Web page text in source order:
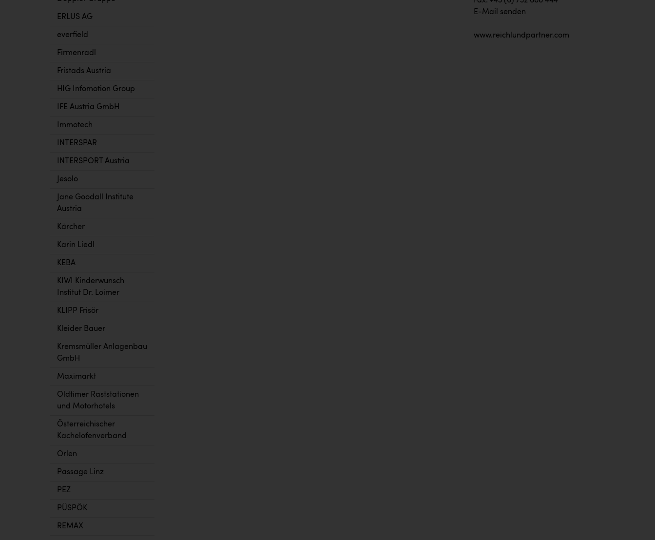
ERLUS AG
everfield
Firmenradl
Fristads Austria
HIG Infomotion Group
IFE Austria GmbH
Immotech
INTERSPAR
INTERSPORT Austria
Jesolo
Jane Goodall Institute
Austria
Kärcher
Karin Liedl
KEBA
KIWI Kinderwunsch
Institut Dr. Loimer
KLIPP Frisör
Kleider Bauer
Kremsmüller Anlagenbau
GmbH
Maximarkt
Oldtimer Raststationen
und Motorhotels
Österreichischer
Kachelofenverband
Orlen
Passage Linz
PEZ
PÜSPÖK
REMAX
E-Mail senden
www.reichlundpartner.com